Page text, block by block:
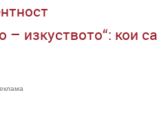
изкуството“: кои